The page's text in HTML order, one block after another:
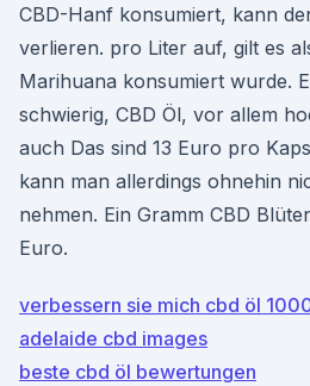
CBD-Hanf konsumiert, kann
verlieren. pro Liter auf, gilt es
Marihuana konsumiert wurde.
schwierig, CBD Öl, vor allem
auch Das sind 13 Euro pro
kann man allerdings ohnehin
nehmen. Ein Gramm CBD
Euro.
verbessern sie mich cbd öl
adelaide cbd images
beste cbd öl bewertungen